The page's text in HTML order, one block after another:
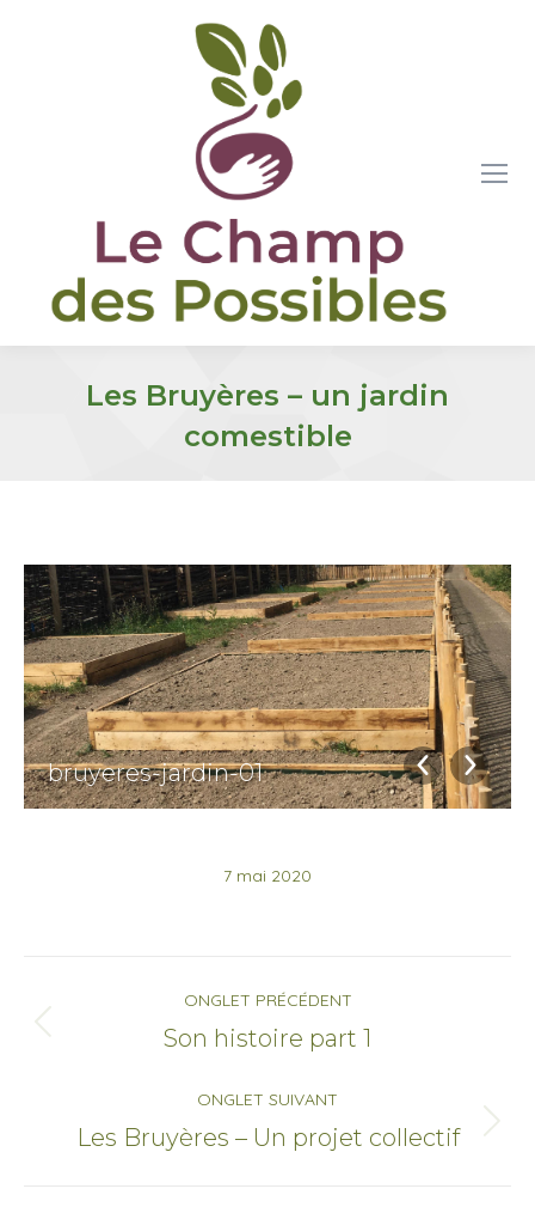
Les Bruyères – un jardin
comestible
bruyeres-jardin-01
7 mai 2020
de
commentaire
ONGLET PRÉCÉDENT
Onglet
Son histoire part 1
ONGLET SUIVANT
Onglet
Les Bruyères – Un projet collectif